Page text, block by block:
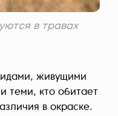
в травах
живущими
теми, кто обитает
в окраске.